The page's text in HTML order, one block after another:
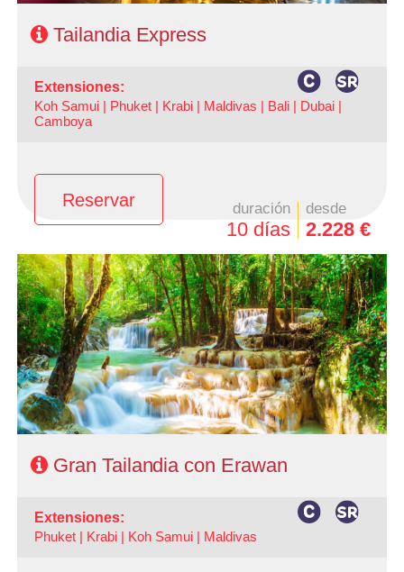
Tailandia Express
extensiones:
Koh Samui | Phuket | Krabi | Maldivas | Bali | Dubai |
Camboya
Reservar duración
10 días
desde
2.228 €
- Salidas: Lunes
- Ruta: Bangkok 3 noches, 7 noches de circuito
- Categoría hotelera: A elección del cliente.
- Régimen: AD en Bangkok y MP en circuito
Gran Tailandia con Erawan
extensiones:
Phuket | Krabi | Koh Samui | Maldivas